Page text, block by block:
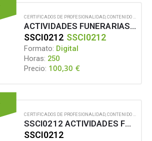
CERTIFICADOS DE PROFESIONALIDAD CONTENIDO EN FORMATO DIGITAL
ACTIVIDADES FUNERARIAS Y MANTENIMIENTO EN CEMENTERIOS
SSCI0212 SSCI0212
Formato: Digital
Horas: 250
Precio: 100,30 €
CERTIFICADOS DE PROFESIONALIDAD CONTENIDO EN FORMATO PAPEL
SSCI0212 ACTIVIDADES FUNERARIAS Y MANTENIMIENTO EN CEMENTERIOS
SSCI0212